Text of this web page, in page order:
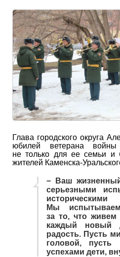
Глава городского округа
юбилей ветерана
не только для ее семьи и
жителей Каменска-
− Ваш
серьезными
Мы
за то, что
каждый новый
радость. Пусть
головой,
успехами дети,